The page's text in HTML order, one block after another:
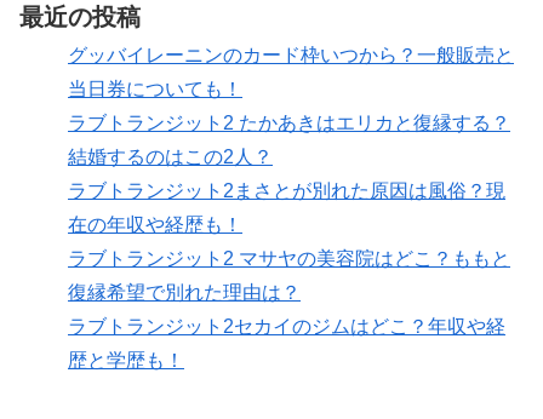
最近の投稿
グッバイレーニンのカード枠いつから？一般販売と
当日券についても！
ラブトランジット2 たかあきはエリカと復縁する？
結婚するのはこの2人？
ラブトランジット2まさとが別れた原因は風俗？現
在の年収や経歴も！
ラブトランジット2 マサヤの美容院はどこ？ももと
復縁希望で別れた理由は？
ラブトランジット2セカイのジムはどこ？年収や経
歴と学歴も！